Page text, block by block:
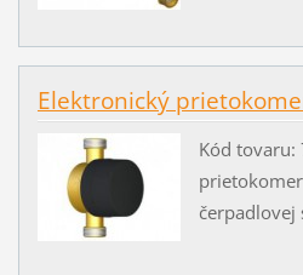
Elektronický
Kód tovaru:
čerpadlovej